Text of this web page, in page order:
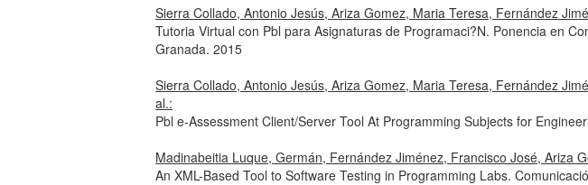
Sierra Collado, Antonio Jesús, Ariza Gomez, Maria Teresa, Fernández
Tutoria Virtual con Pbl para Asignaturas de Programaci?N. Ponencia en
Granada. 2015
Sierra Collado, Antonio Jesús, Ariza Gomez, Maria Teresa, Fernández
al.:
Pbl e-Assessment Client/Server Tool At Programming Subjects for
Madinabeitia Luque, Germán, Fernández Jiménez, Francisco José, Ariza
An XML-Based Tool to Software Testing in Programming Labs.